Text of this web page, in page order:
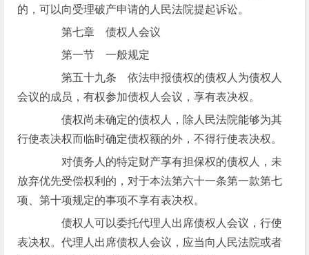
的，可以向受理破产申请的人民法院提起诉讼。
第七章 债权人会议
第一节 一般规定
第五十九条 依法申报债权的债权人为债权人
会议的成员，有权参加债权人会议，享有表决权。
债权尚未确定的债权人，除人民法院能够为其
行使表决权而临时确定债权额的外，不得行使表决权。
对债务人的特定财产享有担保权的债权人，未
放弃优先受偿权利的，对于本法第六十一条第一款第七
项、第十项规定的事项不享有表决权。
债权人可以委托代理人出席债权人会议，行使
表决权。代理人出席债权人会议，应当向人民法院或者